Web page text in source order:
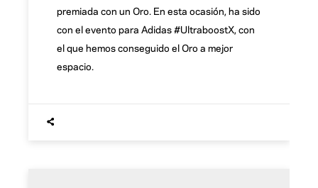
premiada con un Oro. En esta ocasión, ha sido
con el evento para Adidas #UltraboostX, con
el que hemos conseguido el Oro a mejor
espacio.